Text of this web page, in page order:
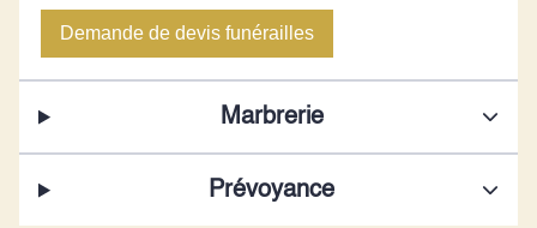
Demande de devis funérailles
Marbrerie
Prévoyance